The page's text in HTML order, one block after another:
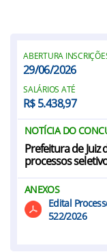
ABERTURA
29/06/2026
SALÁRIOS ATÉ
R$ 5.438,97
NOTÍCIA DO
Prefeitura de Juiz
processos
ANEXOS
Edital
522/2026